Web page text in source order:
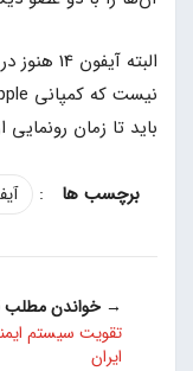
البته
باید تا زمان
:
→ خواندن مطلب
تقویت سیستم
ایران